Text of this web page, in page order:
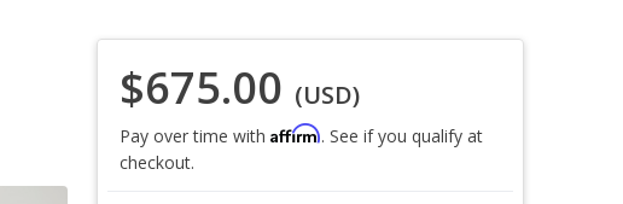
$675.00 (USD)
Pay over time with Affirm. See if you qualify at
checkout.